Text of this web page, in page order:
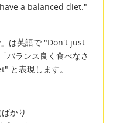
a balanced diet."
は英語で "Don't just
ランス良く食べなさ
と表現します。
かり